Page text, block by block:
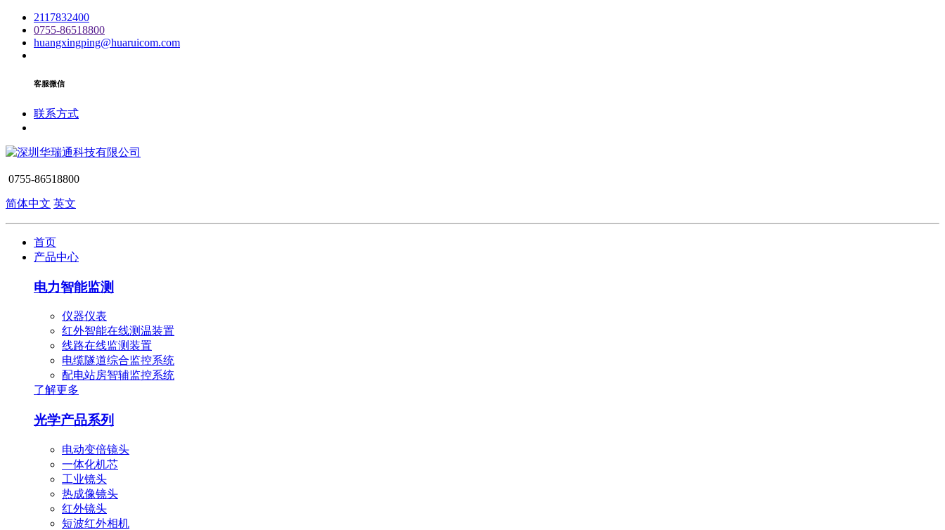
2117832400
0755-86518800
huangxingping@huaruicom.com
客服微信
联系方式
0755-86518800
简体中文 英文
首页
产品中心
电力智能监测
仪器仪表
红外智能在线测温装置
线路在线监测装置
电缆隧道综合监控系统
配电站房智辅监控系统
了解更多
光学产品系列
电动变倍镜头
一体化机芯
工业镜头
热成像镜头
红外镜头
短波红外相机